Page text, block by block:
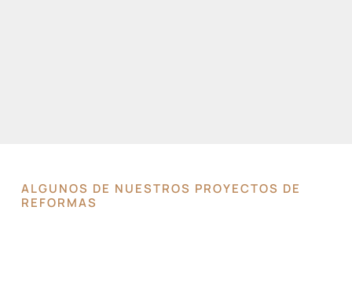
ALGUNOS DE NUESTROS PROYECTOS DE
REFORMAS